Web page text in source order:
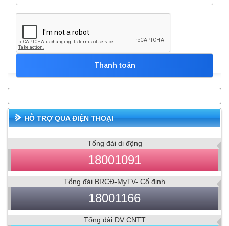
HỖ TRỢ QUA ĐIỆN THOẠI
Tổng đài di động
18001091
Tổng đài BRCĐ-MyTV- Cố định
18001166
Tổng đài DV CNTT